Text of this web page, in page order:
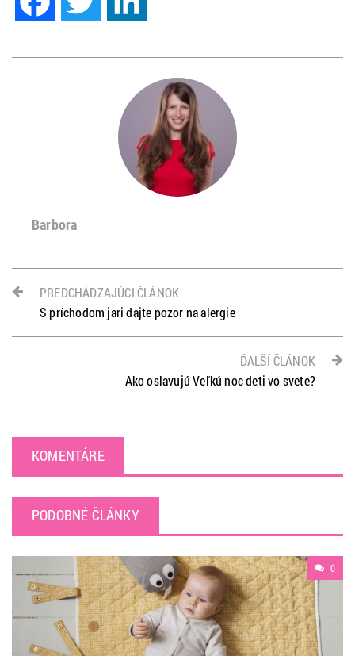
Barbora
PREDCHÁDZAJÚCI ČLÁNOK
S príchodom jari dajte pozor na alergie
ĎALŠÍ ČLÁNOK
Ako oslavujú Veľkú noc deti vo svete?
KOMENTÁRE
PODOBNÉ ČLÁNKY
0